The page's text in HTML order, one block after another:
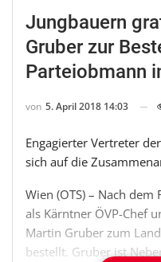
Jungbauern
Gruber zur
Parteiobmann
von 5. April 2018 14:03
Engagierter Vertreter
sich auf die
Wien (OTS) – Nach
als Kärntner ÖVP-Chef
Martin Gruber zum
bestellt. Gruber ist